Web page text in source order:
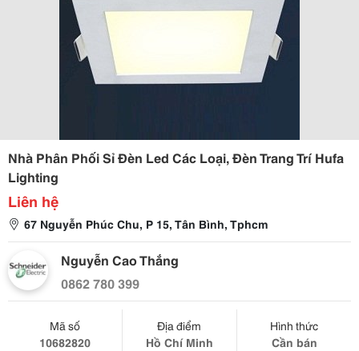
Nhà Phân Phối Sỉ Đèn Led Các Loại, Đèn Trang Trí Hufa
Lighting
Liên hệ
67 Nguyễn Phúc Chu, P 15, Tân Bình, Tphcm
Nguyễn Cao Thắng
0862 780 399
Mã số
10682820
Địa điểm
Hồ Chí Minh
Hình thức
Cần bán